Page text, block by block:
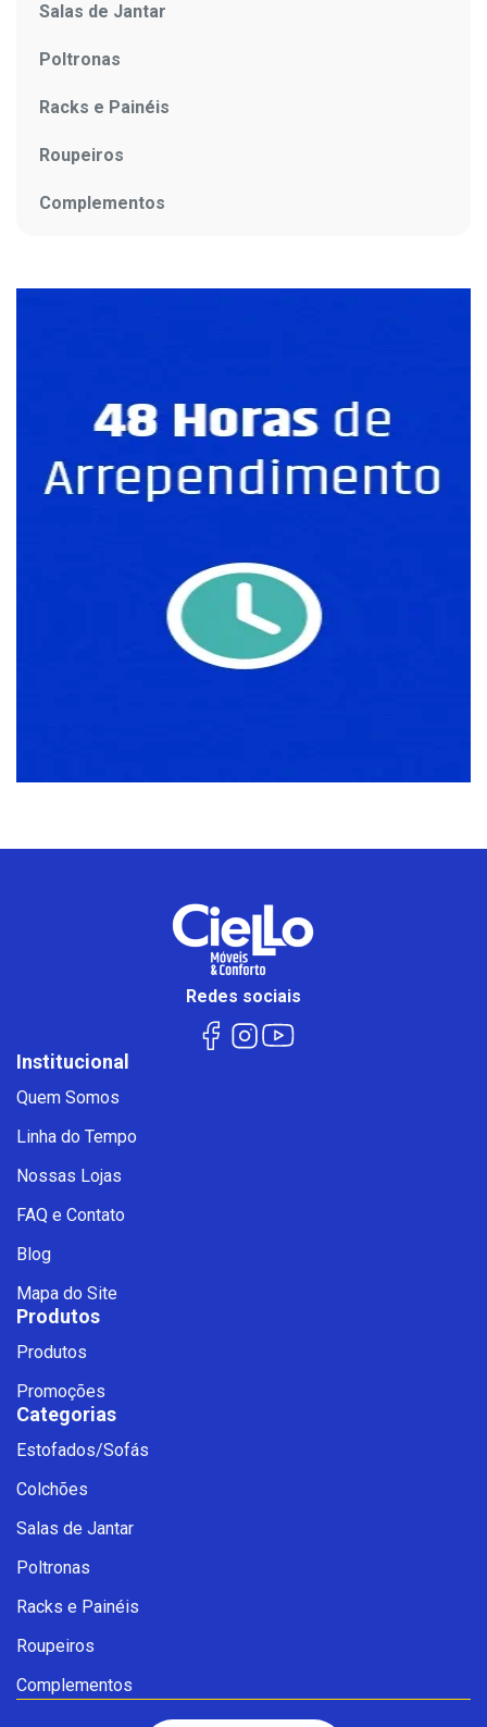
Salas de Jantar
Poltronas
Racks e Painéis
Roupeiros
Complementos
Redes sociais
Institucional
Quem Somos
Linha do Tempo
Nossas Lojas
FAQ e Contato
Blog
Mapa do Site
Produtos
Produtos
Promoções
Categorias
Estofados/Sofás
Colchões
Salas de Jantar
Poltronas
Racks e Painéis
Roupeiros
Complementos